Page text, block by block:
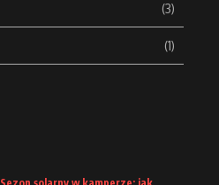
(3)
(1)